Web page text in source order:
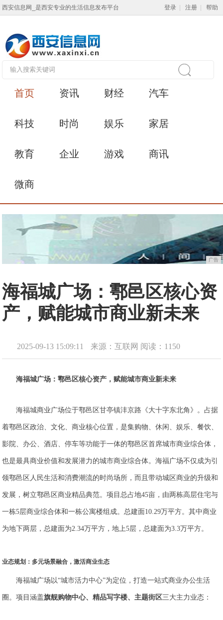
西安信息网_是西安专业的生活信息发布平台 登录 注册 帮助
首页 资讯 财经 汽车
科技 时尚 娱乐 家居
教育 企业 游戏 商讯
微商
广告
海福城广场：鄠邑区核心资
产，赋能城市商业新未来
2025-09-13 15:09:11 来源：互联网 阅读：1150
海福城广场：鄠邑区核心资产，赋能城市商业新未来
海福城商业广场位于鄠邑区甘亭镇沣京路《大十字东北角》。占据
着鄠邑区政治、文化、商业核心位置，是集购物、休闲、娱乐、餐饮、
影院、办公、酒店、停车等功能于一体的鄠邑区首席城市商业综合体，
也是最具商业价值和发展潜力的城市商业综合体。海福广场不仅成为引
领鄠邑区人民生活和消费潮流的时尚场所，而且带动城区商业的升级和
发展，树立鄠邑区商业精品典范。项目总占地45亩，由两栋高层住宅与
一栋5层商业综合体和一栋公寓楼组成。总建面10.29万平方。其中商业
为地下两层，总建面为2.34万平方，地上5层，总建面为3.3万平方。
业态规划：多元场景融合，激活商业生态
海福城广场以“城市活力中心”为定位，打造一站式商业办公生活
圈。项目涵盖旗舰购物中心、精品写字楼、主题街区三大主力业态：